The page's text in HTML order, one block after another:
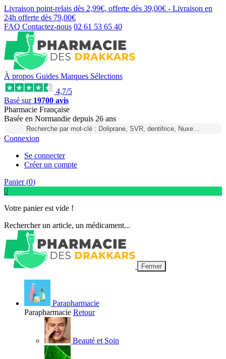
Livraison point-relais dès 2,99€, offerte dès 39,00€ - Livraison en
24h offerte dès 79,00€
FAQ Contactez-nous 02 61 53 65 40
À propos Guides Marques Sélections
4,7/5
Basé sur 19700 avis
Pharmacie Française
Basée en Normandie depuis 26 ans
Recherche par mot-clé : Doliprane, SVR, dentifrice, Nuxe…
Connexion
Se connecter
Créer un compte
Panier (0)
0
Votre panier est vide !
Rechercher un article, un médicament...
Fermer
Parapharmacie
Parapharmacie Retour
Beauté et Soin